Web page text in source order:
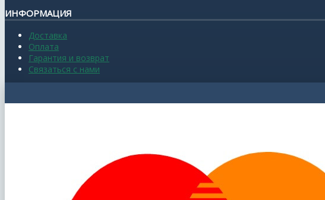
ИНФОРМАЦИЯ
Доставка
Оплата
Гарантия и возврат
Связаться с нами